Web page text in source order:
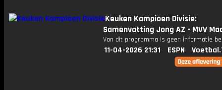
Keuken Kampioen Divisie:
Samenvatting Jong AZ - MVV
Van dit programma is geen informatie
11-04-2026 21:31 ESPN